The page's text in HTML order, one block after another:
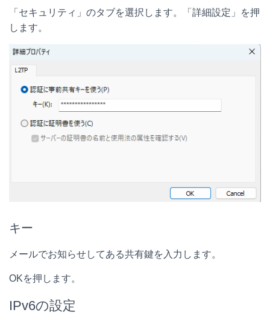
「セキュリティ」のタブを選択します。「詳細設定」を押
します。
キー
メールでお知らせしてある共有鍵を入力します。
OKを押します。
IPv6の設定